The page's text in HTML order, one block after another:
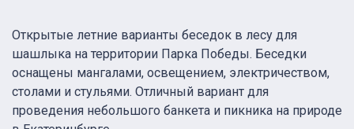
Открытые летние варианты беседок в лесу для
шашлыка на территории Парка Победы. Беседки
оснащены мангалами, освещением, электричеством,
столами и стульями. Отличный вариант для
проведения небольшого банкета и пикника на природе